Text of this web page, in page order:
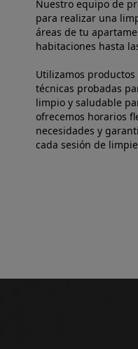
Nuestro equipo de
para realizar una
áreas de tu
habitaciones hasta
Utilizamos
técnicas probadas
limpio y saludable
ofrecemos horarios
necesidades y
cada sesión de